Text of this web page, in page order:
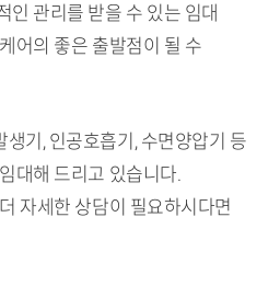
인 관리를 받을 수 있는 임대
어의 좋은 출발점이 될 수
기, 인공호흡기, 수면양압기 등
대해 드리고 있습니다.
자세한 상담이 필요하시다면